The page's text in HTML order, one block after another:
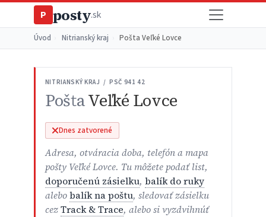
P posty.sk
Úvod Nitrianský kraj Pošta Veľké Lovce
NITRIANSKÝ KRAJ / PSČ 941 42
PoštaVeľké Lovce
Dnes zatvorené
Adresa, otváracia doba, telefón a mapa
pošty Veľké Lovce. Tu môžete podať list,
doporučenú zásielku, balík do ruky
alebobalík na poštu, sledovať zásielku
cezTrack & Trace, alebo si vyzdvihnúť